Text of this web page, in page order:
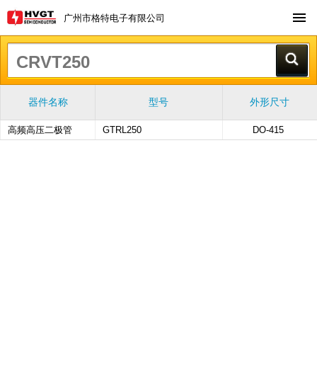
广州市格特电子有限公司
器件名称 型号 外形尺寸
高频高压二极管 GTRL250 DO-415